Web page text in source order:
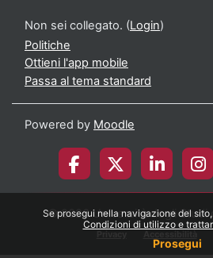
Se prosegui nella navigazione del
Condizioni di utilizzo e
Prosegui
Non sei collegato. (Login)
Politiche
Ottieni l'app mobile
Passa al tema standard
Powered by Moodle
© 2026 Università degli Studi